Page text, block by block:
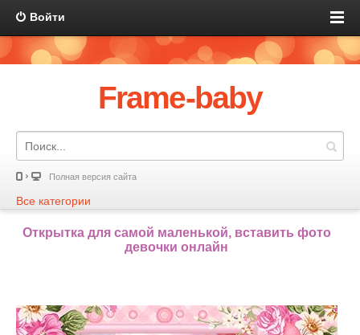
Войти
Frame-baby
Полная версия сайта
Все категории
Открытка для самой маленькой, вставить фото
девочки онлайн